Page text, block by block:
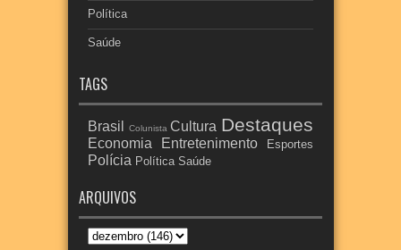
Política
Saúde
TAGS
Brasil Colunista Cultura Destaques
Economia Entretenimento Esportes
Polícia Política Saúde
ARQUIVOS